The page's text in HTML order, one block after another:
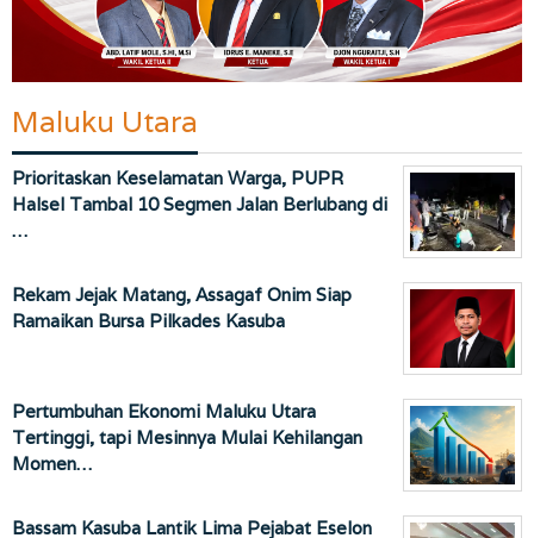
Maluku Utara
Prioritaskan Keselamatan Warga, PUPR
Halsel Tambal 10 Segmen Jalan Berlubang di
…
Rekam Jejak Matang, Assagaf Onim Siap
Ramaikan Bursa Pilkades Kasuba
Pertumbuhan Ekonomi Maluku Utara
Tertinggi, tapi Mesinnya Mulai Kehilangan
Momen…
Bassam Kasuba Lantik Lima Pejabat Eselon